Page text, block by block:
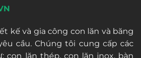
kế và gia công con lăn và băng
cầu. Chúng tôi cung cấp các
con lăn thép, con lăn inox, bàn